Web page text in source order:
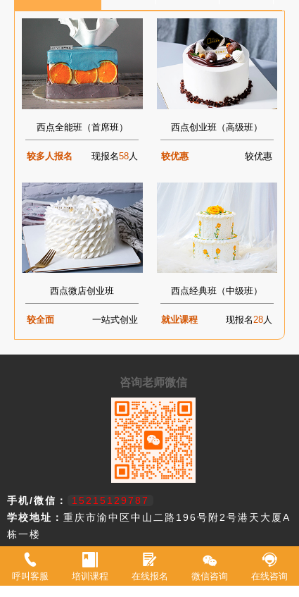
呼叫客服 培训课程 在线报名 微信咨询 在线咨询
西点全能班（首席班）
较多人报名 现报名58人
西点创业班（高级班）
较优惠 较优惠
西点微店创业班
较全面 一站式创业
西点经典班（中级班）
就业课程 现报名28人
咨询老师微信
手机/微信：
15215129787
学校地址： 重庆市渝中区中山二路196号附2号港天大厦A
栋一楼
重庆市欧艺职业技能培训学校，18年来专注西点技术教育，近年来迅速
升级为综合型职业学校。2021年被评定为职业技能等级鉴定机构。 我